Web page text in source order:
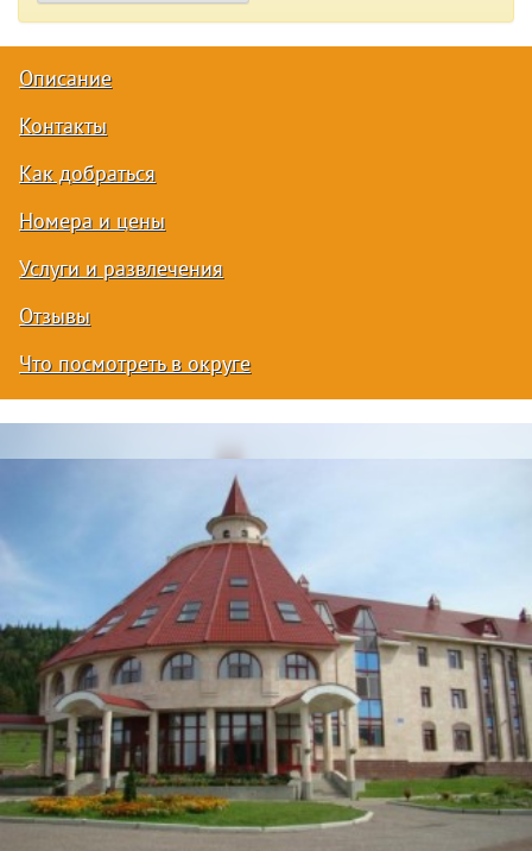
Описание
Контакты
Как добраться
Номера и цены
Услуги и развлечения
Отзывы
Что посмотреть в округе